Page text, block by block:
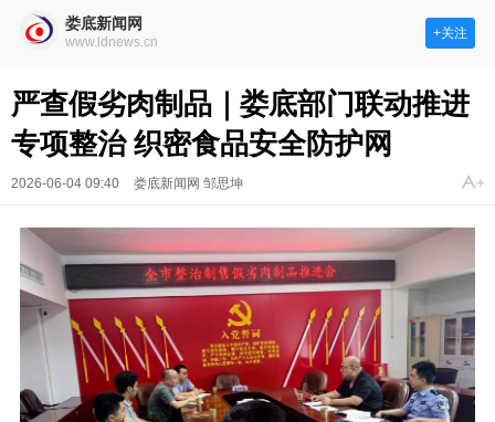
娄底新闻网
www.ldnews.cn
+关注
严查假劣肉制品｜娄底部门联动推进
专项整治 织密食品安全防护网
2026-06-04 09:40 娄底新闻网 邹思坤